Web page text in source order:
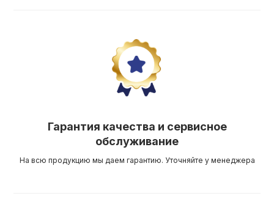
Гарантия качества и сервисное
обслуживание
На всю продукцию мы даем гарантию. Уточняйте у менеджера